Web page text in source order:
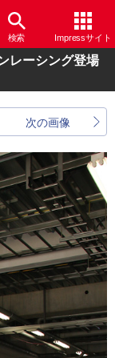
検索 Impressサイト
レーシング登場
次の画像